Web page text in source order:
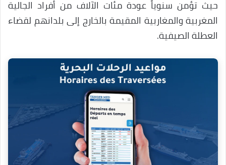
حيث تؤمن سنوياً عودة مئات الآلاف من أفراد الجالية
المغربية والمغاربية المقيمة بالخارج إلى بلدانهم لقضاء
العطلة الصيفية.